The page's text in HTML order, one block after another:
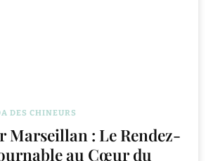
DES CHINEURS
Marseillan : Le Rendez-
au Cœur du